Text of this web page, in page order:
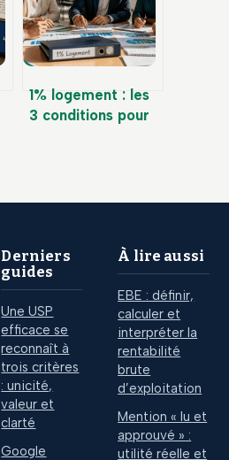
de performance
1% logement : les
3 conditions pour
Derniers
guides
Une USP
efficace se
reconnaît à
trois critères
: unicité,
valeur et
clarté
Google
À lire aussi
EBE : définir,
calculer et
interpréter la
rentabilité
brute
d’exploitation
Mention « lu et
approuvé » :
utilité réelle et